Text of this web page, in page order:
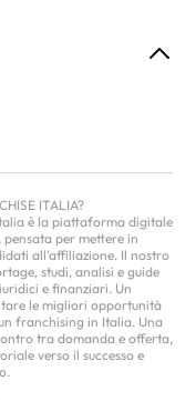
ITALIA?
è la piattaforma digitale
per mettere in
all'affiliazione. Il nostro
studi, analisi e guide
e finanziari. Un
le migliori opportunità
franchising in Italia. Una
tra domanda e offerta,
verso il successo e